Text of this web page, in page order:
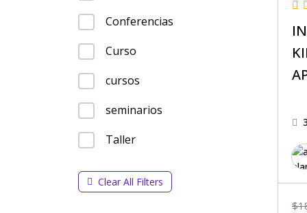
Conferencias
Curso
cursos
seminarios
Taller
Clear All Filters
$